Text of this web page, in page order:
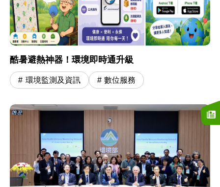
酷暑避熱神器！環境即時通升級
環境監測及資訊 數位服務